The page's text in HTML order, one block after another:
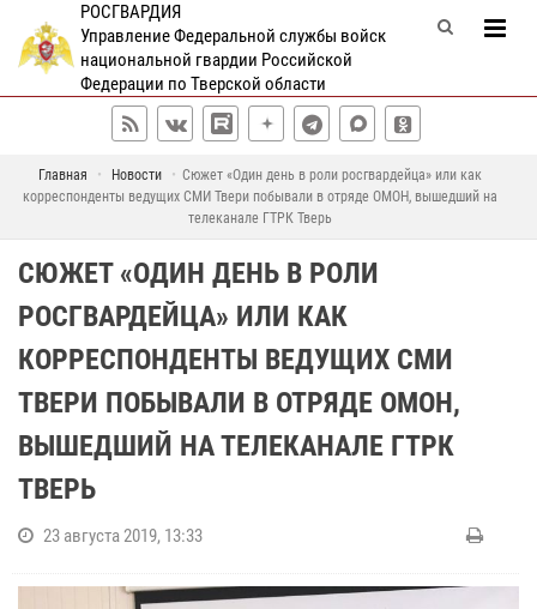
РОСГВАРДИЯ
Управление Федеральной службы войск
национальной гвардии Российской
Федерации по Тверской области
Главная Новости
Сюжет «Один день в роли росгвардейца» или как
корреспонденты ведущих СМИ Твери побывали в отряде ОМОН, вышедший на
телеканале ГТРК Тверь
СЮЖЕТ «ОДИН ДЕНЬ В РОЛИ
РОСГВАРДЕЙЦА» ИЛИ КАК
КОРРЕСПОНДЕНТЫ ВЕДУЩИХ СМИ
ТВЕРИ ПОБЫВАЛИ В ОТРЯДЕ ОМОН,
ВЫШЕДШИЙ НА ТЕЛЕКАНАЛЕ ГТРК
ТВЕРЬ
23 августа 2019, 13:33